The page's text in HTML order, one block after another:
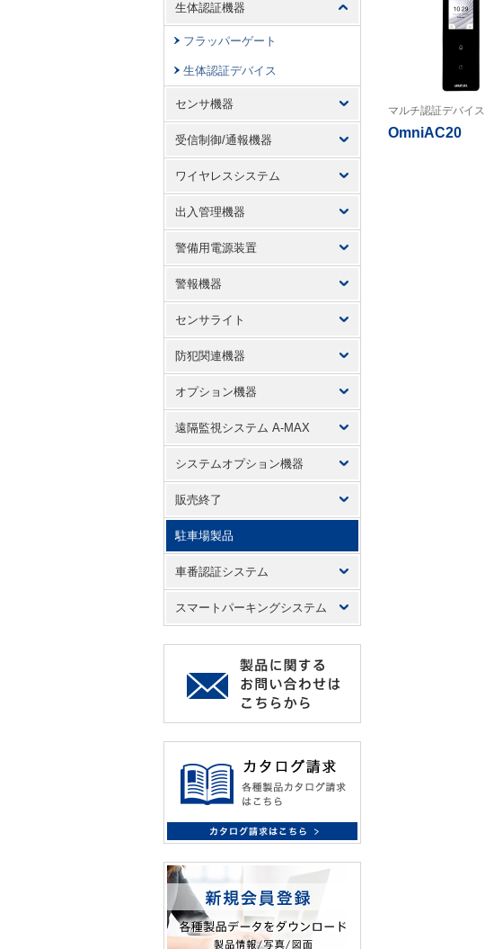
マルチ認証デバイス
OmniAC20
生体認証機器
フラッパーゲート
生体認証デバイス
センサ機器
受信制御/通報機器
ワイヤレスシステム
出入管理機器
警備用電源装置
警報機器
センサライト
防犯関連機器
オプション機器
遠隔監視システム A-MAX
システムオプション機器
販売終了
駐車場製品
車番認証システム
スマートパーキングシステム